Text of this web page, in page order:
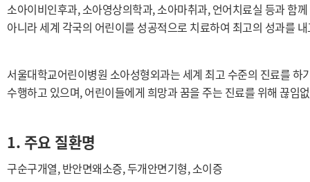
소아이비인후과, 소아영상의학과, 소아마취과, 언어치료실 등과 함
아니라 세계 각국의 어린이를 성공적으로 치료하여 최고의 성과를
서울대학교어린이병원 소아성형외과는 세계 최고 수준의 진료를
수행하고 있으며, 어린이들에게 희망과 꿈을 주는 진료를 위해 끊임
1. 주요 질환명
구순구개열, 반안면왜소증, 두개안면기형, 소이증